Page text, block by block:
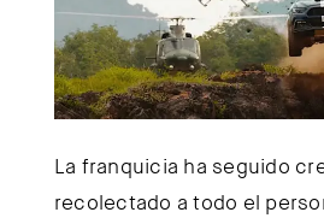
La franquicia ha seguido
recolectado a todo el